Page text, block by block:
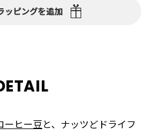
ッピングを追加
ーヒー豆と、ナッツどドライフ